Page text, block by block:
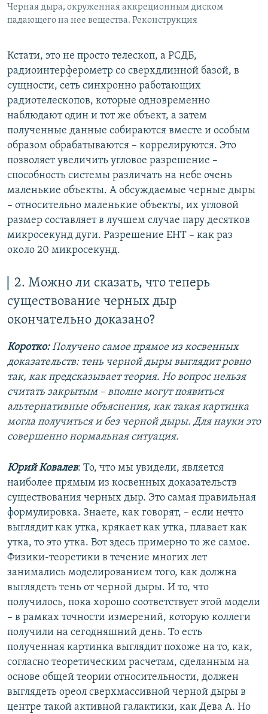
Черная дыра, окруженная аккреционным диском
падающего на нее вещества. Реконструкция
Кстати, это не просто телескоп, а РСДБ,
радиоинтерферометр со сверхдлинной базой, в
сущности, сеть синхронно работающих
радиотелескопов, которые одновременно
наблюдают один и тот же объект, а затем
полученные данные собираются вместе и особым
образом обрабатываются – коррелируются. Это
позволяет увеличить угловое разрешение –
способность системы различать на небе очень
маленькие объекты. А обсуждаемые черные дыры
– относительно маленькие объекты, их угловой
размер составляет в лучшем случае пару десятков
микросекунд дуги. Разрешение EHT – как раз
около 20 микросекунд.
2. Можно ли сказать, что теперь
существование черных дыр
окончательно доказано?
Коротко:Получено самое прямое из косвенных
доказательств: тень черной дыры выглядит ровно
так, как предсказывает теория. Но вопрос нельзя
считать закрытым – вполне могут появиться
альтернативные объяснения, как такая картинка
могла получиться и без черной дыры. Для науки это
совершенно нормальная ситуация.
Юрий Ковалев: То, что мы увидели, является
наиболее прямым из косвенных доказательств
существования черных дыр. Это самая правильная
формулировка. Знаете, как говорят, – если нечто
выглядит как утка, крякает как утка, плавает как
утка, то это утка. Вот здесь примерно то же самое.
Физики-теоретики в течение многих лет
занимались моделированием того, как должна
выглядеть тень от черной дыры. И то, что
получилось, пока хорошо соответствует этой модели
– в рамках точности измерений, которую коллеги
получили на сегодняшний день. То есть
полученная картинка выглядит похоже на то, как,
согласно теоретическим расчетам, сделанным на
основе общей теории относительности, должен
выглядеть ореол сверхмассивной черной дыры в
центре такой активной галактики, как Дева А. Но